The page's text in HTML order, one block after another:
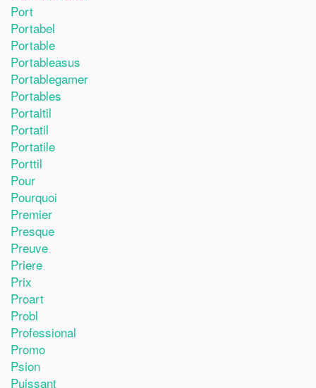
Port
Portabel
Portable
Portableasus
Portablegamer
Portables
Portaitil
Portatil
Portatile
Porttil
Pour
Pourquoi
Premier
Presque
Preuve
Priere
Prix
Proart
Probl
Professional
Promo
Psion
Puissant